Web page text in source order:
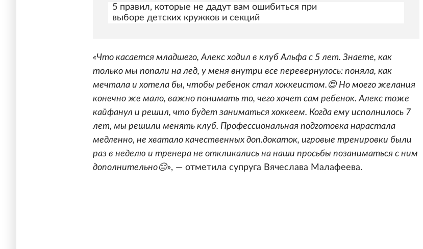
5 правил, которые не дадут вам ошибиться при
выборе детских кружков и секций
«Что касается младшего, Алекс ходил в клуб Альфа с 5 лет. Знаете, как
только мы попали на лед, у меня внутри все перевернулось: поняла, как
мечтала и хотела бы, чтобы ребенок стал хоккеистом.😍 Но моего желания
конечно же мало, важно понимать то, чего хочет сам ребенок. Алекс тоже
кайфанул и решил, что будет заниматься хоккеем. Когда ему исполнилось 7
лет, мы решили менять клуб. Профессиональная подготовка нарастала
медленно, не хватало качественных доп.докаток, игровые тренировки были
раз в неделю и тренера не откликались на наши просьбы позаниматься с ним
дополнительно😑», — отметила супруга Вячеслава Малафеева.